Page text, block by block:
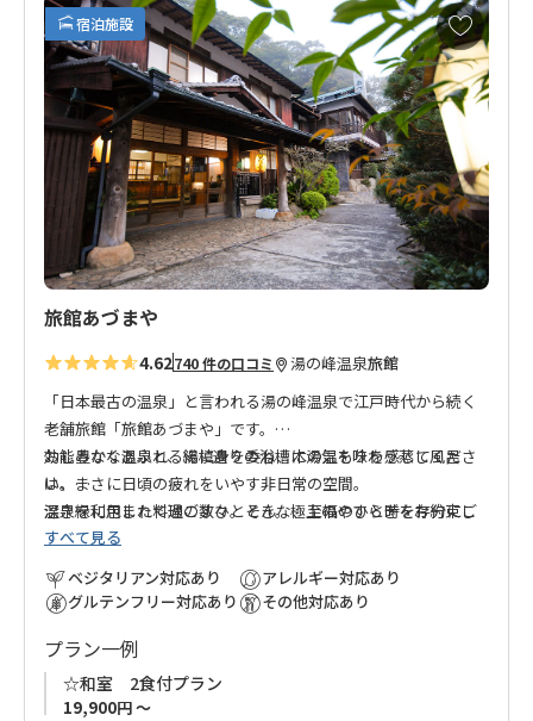
宿泊施設
お
気
に
入
り
に
追
加
旅館あづまや
4.62740 件の口コミ 湯の峰温泉旅館
「日本最古の温泉」と言われる湯の峰温泉で江戸時代から続く
老舗旅館「旅館あづまや」です。
効能豊かな温泉と、総槙造りの浴槽に湯気を味わう蒸し風呂
は、まさに日頃の疲れをいやす非日常の空間。
温泉を利用した料理の数々。そんな、至福のひと時を存分にご
堪能ください
おしみなくあふれる湯に身を委ね、木の温もりを感じてくださ
い。
深き緑に包まれて過ごすひととき。極上のやすらぎをお約束し
ます。
すべて見る
ベジタリアン対応あり
グルテンフリー対応あり
アレルギー対応あり
その他対応あり
プラン一例
☆和室 2食付プラン
19,900円 ～